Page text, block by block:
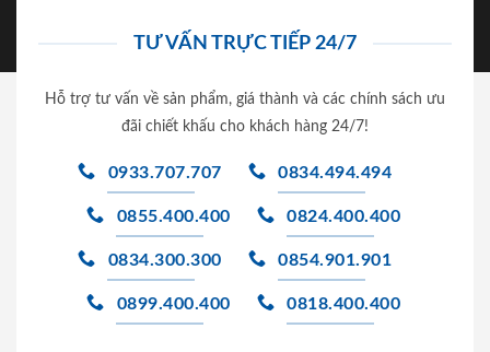
TƯ VẤN TRỰC TIẾP 24/7
Hỗ trợ tư vấn về sản phẩm, giá thành và các chính sách ưu
đãi chiết khấu cho khách hàng 24/7!
0933.707.707 0834.494.494
0855.400.400 0824.400.400
0834.300.300 0854.901.901
0899.400.400 0818.400.400